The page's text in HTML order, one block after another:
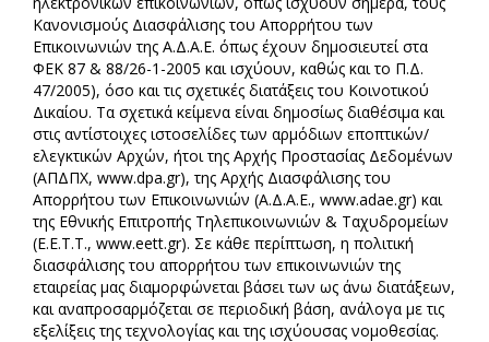
Κανονισμούς Διασφάλισης του Απορρήτου των
Επικοινωνιών της Α.Δ.Α.Ε. όπως έχουν δημοσιευτεί στα
ΦΕΚ 87 & 88/26-1-2005 και ισχύουν, καθώς και το Π.Δ.
47/2005), όσο και τις σχετικές διατάξεις του Κοινοτικού
Δικαίου. Τα σχετικά κείμενα είναι δημοσίως διαθέσιμα και
στις αντίστοιχες ιστοσελίδες των αρμόδιων εποπτικών/
ελεγκτικών Αρχών, ήτοι της Αρχής Προστασίας Δεδομένων
(ΑΠΔΠΧ, www.dpa.gr), της Αρχής Διασφάλισης του
Απορρήτου των Επικοινωνιών (Α.Δ.Α.Ε., www.adae.gr) και
της Εθνικής Επιτροπής Τηλεπικοινωνιών & Ταχυδρομείων
(Ε.Ε.Τ.Τ., www.eett.gr). Σε κάθε περίπτωση, η πολιτική
διασφάλισης του απορρήτου των επικοινωνιών της
εταιρείας μας διαμορφώνεται βάσει των ως άνω διατάξεων,
και αναπροσαρμόζεται σε περιοδική βάση, ανάλογα με τις
εξελίξεις της τεχνολογίας και της ισχύουσας νομοθεσίας.